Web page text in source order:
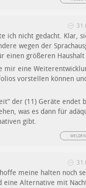
ich nicht gedacht. Klar,
wegen der
einen größeren
mir eine
vorstellen können
der (11) Geräte endet
was es dann für
gibt.
MELDEN
meine halten noch
eine Alternative mit